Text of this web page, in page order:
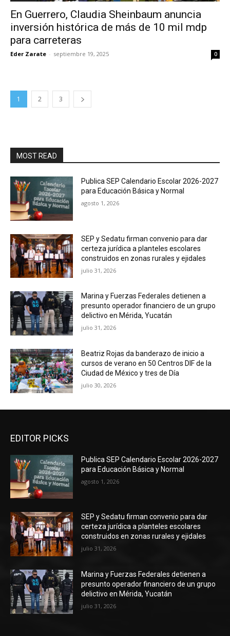
En Guerrero, Claudia Sheinbaum anuncia
inversión histórica de más de 10 mil mdp
para carreteras
Eder Zarate - septiembre 19, 2025 0
1 2 3
MOST READ
Publica SEP Calendario Escolar 2026-2027
para Educación Básica y Normal
agosto 1, 2026
SEP y Sedatu firman convenio para dar
certeza jurídica a planteles escolares
construidos en zonas rurales y ejidales
julio 31, 2026
Marina y Fuerzas Federales detienen a
presunto operador financiero de un grupo
delictivo en Mérida, Yucatán
julio 31, 2026
Beatriz Rojas da banderazo de inicio a
cursos de verano en 50 Centros DIF de la
Ciudad de México y tres de Día
julio 30, 2026
EDITOR PICKS
Publica SEP Calendario Escolar 2026-2027
para Educación Básica y Normal
agosto 1, 2026
SEP y Sedatu firman convenio para dar
certeza jurídica a planteles escolares
construidos en zonas rurales y ejidales
julio 31, 2026
Marina y Fuerzas Federales detienen a
presunto operador financiero de un grupo
delictivo en Mérida, Yucatán
julio 31, 2026